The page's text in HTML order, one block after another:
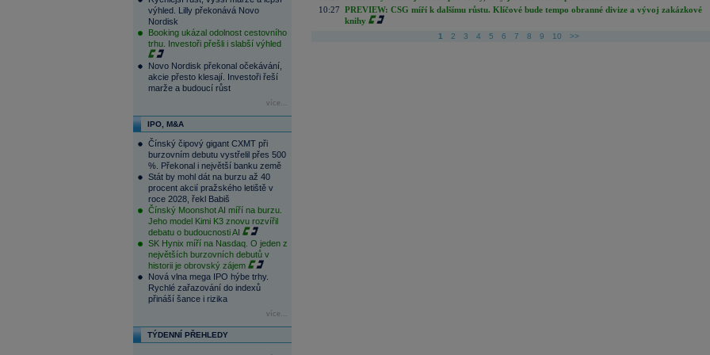
výhled. Lilly překonává Novo
Nordisk
Booking ukázal odolnost cestovního
trhu. Investoři přešli i slabší výhled
Novo Nordisk překonal očekávání,
akcie přesto klesají. Investoři řeší
marže a budoucí růst
více...
IPO, M&A
Čínský čipový gigant CXMT při
burzovním debutu vystřelil přes 500
%. Překonal i největší banku země
Stát by mohl dát na burzu až 40
procent akcií pražského letiště v
roce 2028, řekl Babiš
Čínský Moonshot AI míří na burzu.
Jeho model Kimi K3 znovu rozvířil
debatu o budoucnosti AI
SK Hynix míří na Nasdaq. O jeden z
největších burzovních debutů v
historii je obrovský zájem
Nová vlna mega IPO hýbe trhy.
Rychlé zařazování do indexů
přináší šance i rizika
více...
TÝDENNÍ PŘEHLEDY
10:27 PREVIEW: CSG míří k dalšímu růstu. Klíčové bude tempo obranné divize a vývoj zakázkové
knihy
1 2 3 4 5 6 7 8 9 10 >>